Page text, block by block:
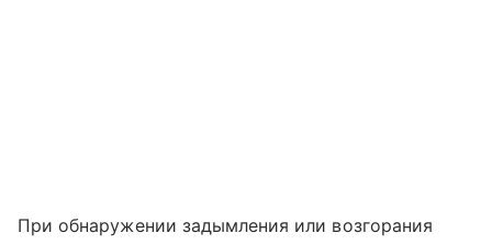
При обнаружении задымления или возгорания